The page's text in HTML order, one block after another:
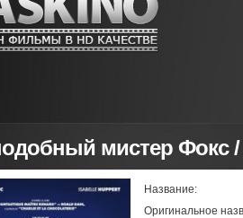
мистер Фокс /
Название:
Оригинальное